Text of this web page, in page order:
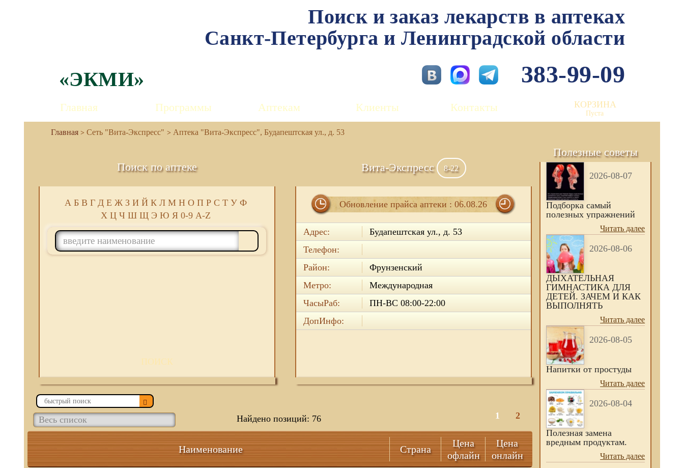
Поиск и заказ лекарств в аптеках
Санкт-Петербурга и Ленинградской области
383-99-09
«ЭКМИ»
Главная Программы Аптекам Клиенты Контакты КОРЗИНА
Пуста
Сеть "Вита-Экспресс" Аптека "Вита-Экспресс", Будапештская ул., д. 53
Поиск по аптеке
А Б В Г Д Е Ж З И Й К Л М Н О П Р С Т У Ф
Х Ц Ч Ш Щ Э Ю Я 0-9 A-Z
ПОИСК
Вита-Экспресс 8-22
Обновление прайса аптеки : 06.08.26
Адрес:
Будапештская ул., д. 53
Телефон:
Район:
Фрунзенский
Метро:
Международная
ЧасыРаб:
ПН-ВС 08:00-22:00
ДопИнфо:
Найдено позиций: 76 1 2
Наименование Страна
Цена
офлайн
Цена
онлайн
Полезные советы
2026-08-07
Подборка самый
полезных упражнений
Читать далее
2026-08-06
ДЫХАТЕЛЬНАЯ
ГИМНАСТИКА ДЛЯ
ДЕТЕЙ. ЗАЧЕМ И КАК
ВЫПОЛНЯТЬ
Читать далее
2026-08-05
Напитки от простуды
Читать далее
2026-08-04
Полезная замена
вредным продуктам.
Читать далее